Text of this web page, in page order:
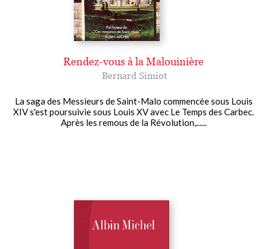
Rendez-vous à la Malouinière
Bernard Simiot
La saga des Messieurs de Saint-Malo commencée sous Louis
XIV s'est poursuivie sous Louis XV avec Le Temps des Carbec.
Après les remous de la Révolution,......